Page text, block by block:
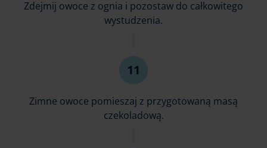
Zdejmij owoce z ognia i pozostaw do całkowitego
wystudzenia.
Zimne owoce pomieszaj z przygotowaną masą
czekoladową.